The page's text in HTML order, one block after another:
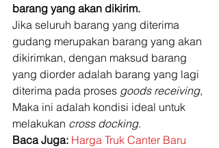
barang yang akan dikirim.
Jika seluruh barang yang diterima
gudang merupakan barang yang akan
dikirimkan, dengan maksud barang
yang diorder adalah barang yang lagi
diterima pada proses goods receiving,
Maka ini adalah kondisi ideal untuk
melakukan cross docking.
Baca Juga: Harga Truk Canter Baru